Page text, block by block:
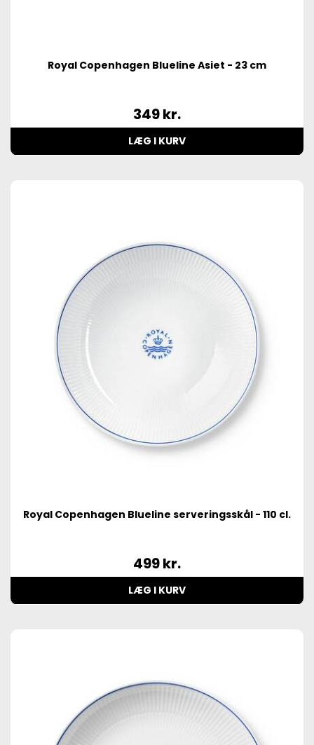
Royal Copenhagen Blueline Asiet - 23 cm
349kr.
LÆG I KURV
Royal Copenhagen Blueline serveringsskål - 110 cl.
499kr.
LÆG I KURV